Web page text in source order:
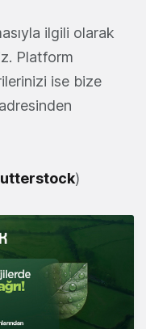
ilgili olarak
Platform
ise bize
)